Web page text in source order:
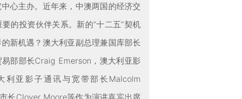
心主办。近年来，中澳两国的经济交
的投资伙伴关系。新的“十二五”契机
新机遇？澳大利亚副总理兼国库部长
部部长Craig Emerson，澳大利亚影
利亚影子通讯与宽带部长Malcolm
长Clover Moore等作为演讲嘉宾出席